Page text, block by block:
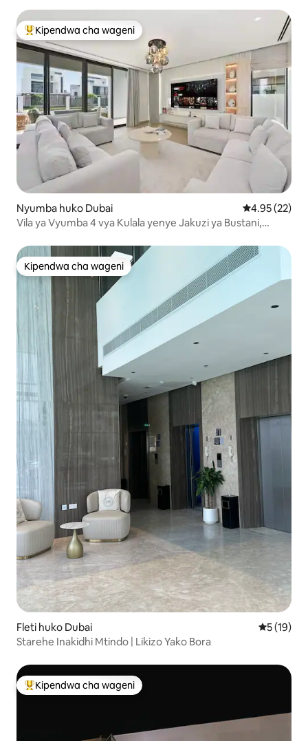
Kipendwa maarufu cha wageni
Kipendwa cha wageni
Nyumba huko Dubai Ukadiriaji wa
4.95 (22)
Vila ya Vyumba 4 vya Kulala yenye Jakuzi ya Bustani,
Kipendwa cha wageni
Kipendwa cha wageni
Fleti huko Dubai Ukadiriaji
5 (19)
Starehe Inakidhi Mtindo | Likizo Yako Bora
Kipendwa maarufu cha wageni
Kipendwa cha wageni